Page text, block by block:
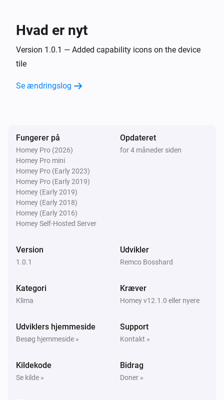
Opdater søens data
Hvad er nyt
Version 1.0.1 — Added capability icons on the device
tile
Se ændringslog
Fungerer på
Homey Pro (2026)
Homey Pro mini
Homey Pro (Early 2023)
Homey Pro (Early 2019)
Homey (Early 2019)
Homey (Early 2018)
Homey (Early 2016)
Homey Self-Hosted Server
Opdateret
for 4 måneder siden
Version
1.0.1
Udvikler
Remco Bosshard
Kategori
Klima
Kræver
Homey v12.1.0 eller nyere
Udviklers hjemmeside
Besøg hjemmeside »
Support
Kontakt »
Kildekode
Se kilde »
Bidrag
Doner »